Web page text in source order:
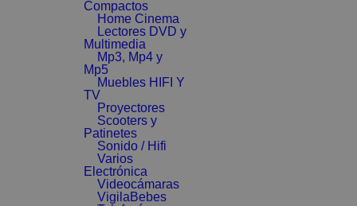
Compactos
Home Cinema
Lectores DVD y
Multimedia
Mp3, Mp4 y
Mp5
Muebles HIFI Y
TV
Proyectores
Scooters y
Patinetes
Sonido / Hifi
Varios
Electrónica
Videocámaras
VigilaBebes